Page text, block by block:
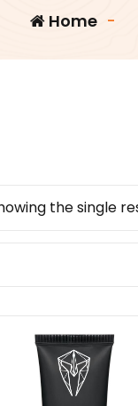
Home -
the single